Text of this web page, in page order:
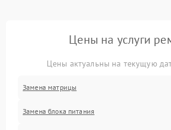
Цены на услуги
Цены актуальны на текущую
Замена матрицы
Замена блока питания